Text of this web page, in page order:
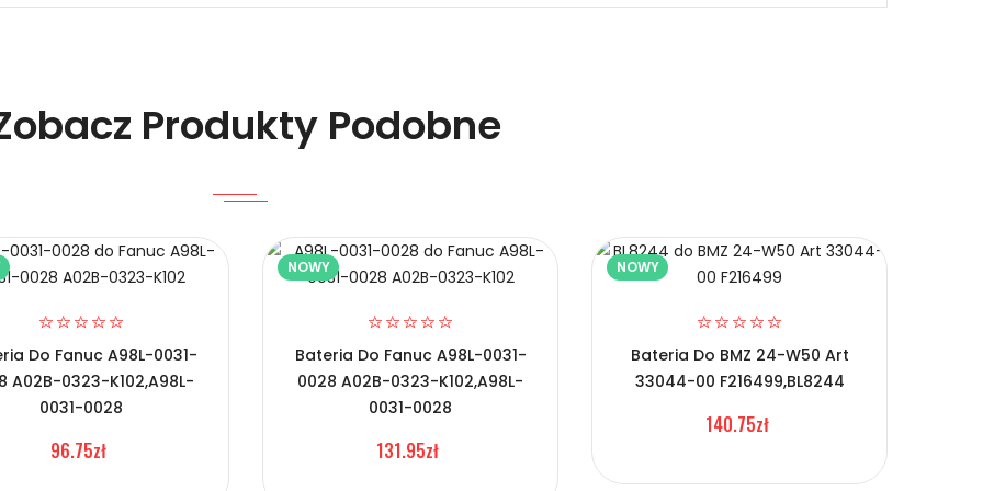
Fluke 40071698
40071698?
Produkty Podobne
Do Fanuc A98L-0031-
A02B-0323-K102,A98L-
0031-0028
96.75zł
NOWY
Bateria Do Fanuc A98L-0031-
0028 A02B-0323-K102,A98L-
0031-0028
131.95zł
NOWY
Bateria Do BMZ 24-W50 Art
33044-00 F216499,BL8244
140.75zł